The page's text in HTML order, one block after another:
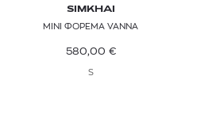
SIMKHAI
ΜΙΝΙ ΦΟΡΕΜΑ VANNA
580,00 €
S